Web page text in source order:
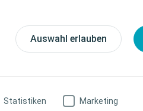
Auswahl erlauben
Statistiken Marketing